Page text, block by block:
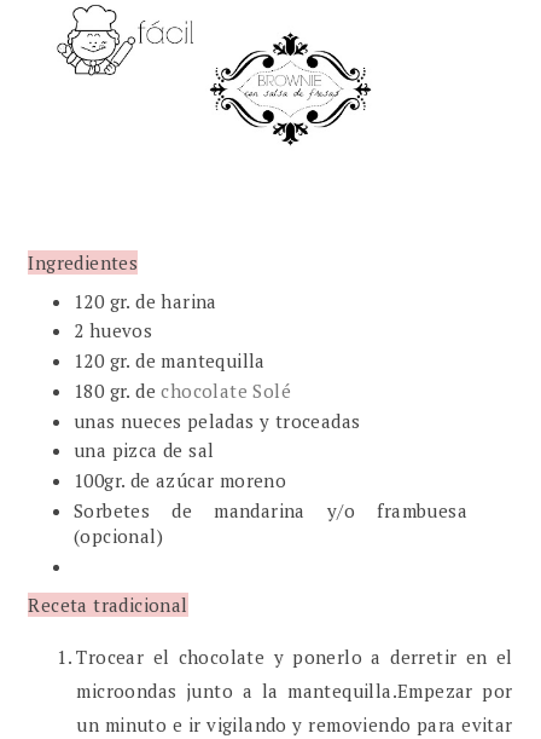
Ingredientes
120 gr. de harina
2 huevos
120 gr. de mantequilla
180 gr. de chocolate Solé
unas nueces peladas y troceadas
una pizca de sal
100gr. de azúcar moreno
Sorbetes de mandarina y/o frambuesa
(opcional)
Receta tradicional
Trocear el chocolate y ponerlo a derretir en el
microondas junto a la mantequilla.Empezar por
un minuto e ir vigilando y removiendo para evitar